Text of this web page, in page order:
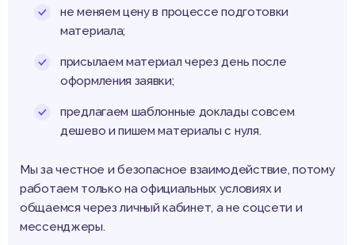
не меняем цену в процессе подготовки
материала;
присылаем материал через день после
оформления заявки;
предлагаем шаблонные доклады совсем
дешево и пишем материалы с нуля.
Мы за честное и безопасное взаимодействие, потому
работаем только на официальных условиях и
общаемся через личный кабинет, а не соцсети и
мессенджеры.